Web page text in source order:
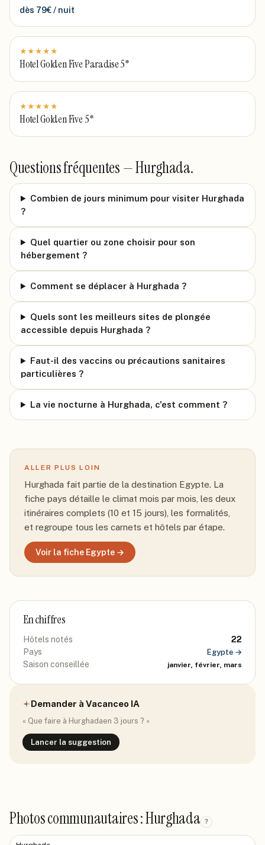
dès 79€ / nuit
★ ★ ★ ★ ★
Hotel Golden Five Paradise 5*
★ ★ ★ ★ ★
Hotel Golden Five 5*
Questions fréquentes —Hurghada.
Combien de jours minimum pour visiter Hurghada
?
Quel quartier ou zone choisir pour son
hébergement ?
Comment se déplacer à Hurghada ?
Quels sont les meilleurs sites de plongée
accessible depuis Hurghada ?
Faut-il des vaccins ou précautions sanitaires
particulières ?
La vie nocturne à Hurghada, c'est comment ?
ALLER PLUS LOIN
Hurghada fait partie de la destination Egypte. La
fiche pays détaille le climat mois par mois, les deux
itinéraires complets (10 et 15 jours), les formalités,
et regroupe tous les carnets et hôtels par étape.
Voir la fiche Egypte →
En chiffres
Hôtels notés
22
Pays
Egypte →
Saison conseillée janvier, février, mars
Demander à Vacanceo IA
« Que faire à Hurghadaen 3 jours ? »
Lancer la suggestion
Photos communautaires : Hurghada ?